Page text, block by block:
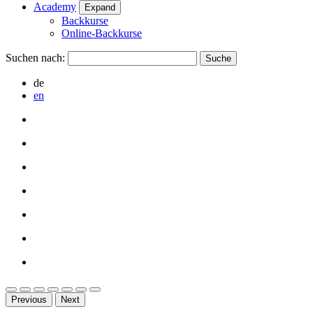
Academy
Expand
Backkurse
Online-Backkurse
Suchen nach:
de
en
Previous Next